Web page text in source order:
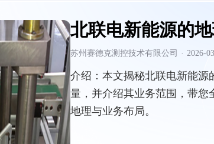
北联电新能源的
苏州赛德克测控技术有限公司 · 2026-
介绍： 本文揭秘北联电新能源
量，并介绍其业务范围，带您
地理与业务布局。